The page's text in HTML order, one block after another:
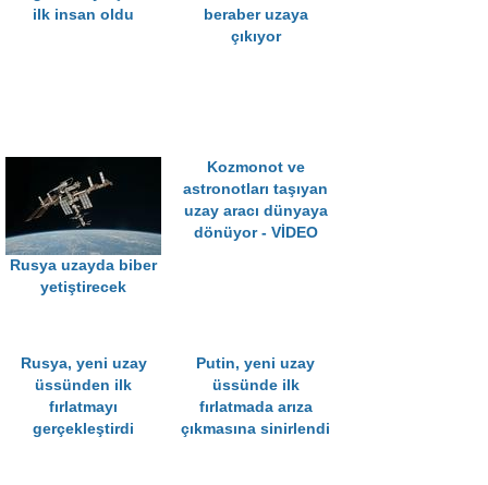
ilk insan oldu
beraber uzaya
çıkıyor
Rusya uzayda biber
yetiştirecek
Kozmonot ve
astronotları taşıyan
uzay aracı dünyaya
dönüyor - VİDEO
Rusya, yeni uzay
üssünden ilk
fırlatmayı
gerçekleştirdi
Putin, yeni uzay
üssünde ilk
fırlatmada arıza
çıkmasına sinirlendi